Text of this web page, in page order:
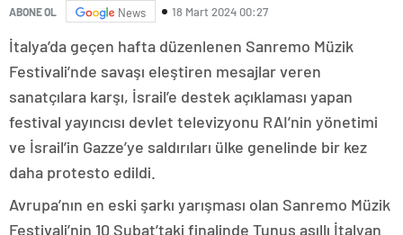
ABONE OL News 18 Mart 2024 00:27
İtalya’da geçen hafta düzenlenen Sanremo Müzik
Festivali’nde savaşı eleştiren mesajlar veren
sanatçılara karşı, İsrail’e destek açıklaması yapan
festival yayıncısı devlet televizyonu RAI’nin yönetimi
ve İsrail’in Gazze’ye saldırıları ülke genelinde bir kez
daha protesto edildi.
Avrupa’nın en eski şarkı yarışması olan Sanremo Müzik
Festivali’nin 10 Şubat’taki finalinde Tunus asıllı İtalyan